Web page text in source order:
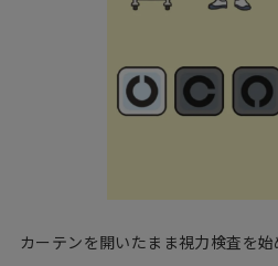
カーテンを開いたまま視力検査を始